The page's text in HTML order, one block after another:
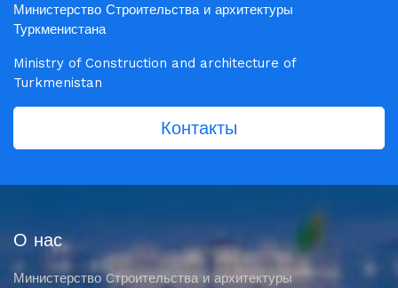
Министерство Строительства и архитектуры
Туркменистана
Ministry of Construction and architecture of
Turkmenistan
Контакты
О нас
Министерство Cтроительства и архитектуры